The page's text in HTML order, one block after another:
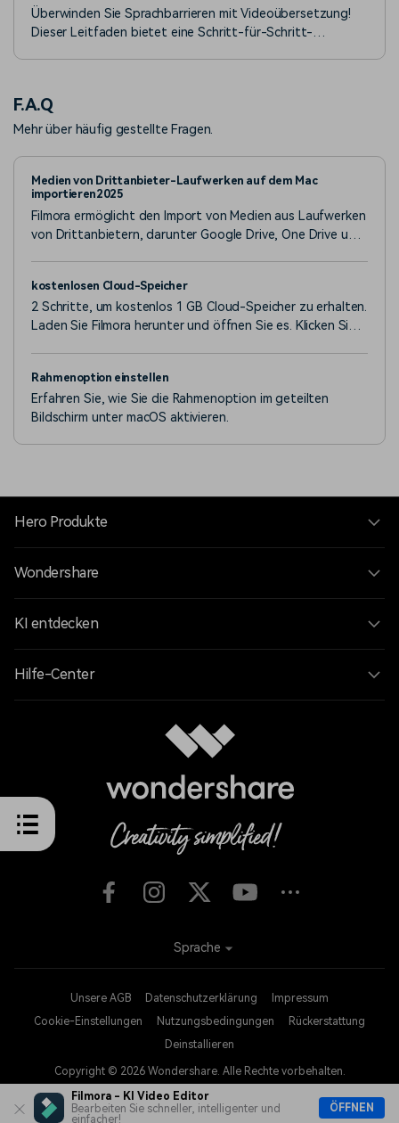
Filmora - KI Video Editor
Bearbeiten Sie schneller, intelligenter und
einfacher!
ÖFFNEN
Überwinden Sie Sprachbarrieren mit Videoübersetzung!
Dieser Leitfaden bietet eine Schritt-für-Schritt-
F.A.Q
Mehr über häufig gestellte Fragen.
Medien von Drittanbieter-Laufwerken auf dem Mac
importieren2025
Filmora ermöglicht den Import von Medien aus Laufwerken
von Drittanbietern, darunter Google Drive, One Drive und
kostenlosen Cloud-Speicher
2 Schritte, um kostenlos 1 GB Cloud-Speicher zu erhalten.
Laden Sie Filmora herunter und öffnen Sie es. Klicken Sie
Rahmenoption einstellen
Erfahren Sie, wie Sie die Rahmenoption im geteilten
Bildschirm unter macOS aktivieren.
Hero Produkte
Wondershare
KI entdecken
Hilfe-Center
Unsere AGB Datenschutzerklärung
Impressum
Cookie-Einstellungen
Nutzungsbedingungen
Rückerstattung
Deinstallieren
Copyright © 2026 Wondershare. Alle Rechte vorbehalten.
Sprache